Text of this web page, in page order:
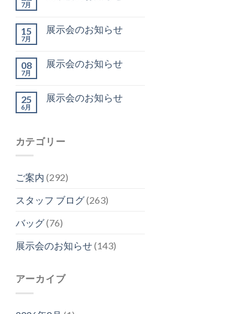
7月
15
7月
展示会のお知らせ
08
7月
展示会のお知らせ
25
6月
展示会のお知らせ
カテゴリー
ご案内 (292)
スタッフ ブログ(263)
バッグ(76)
展示会のお知らせ(143)
アーカイブ